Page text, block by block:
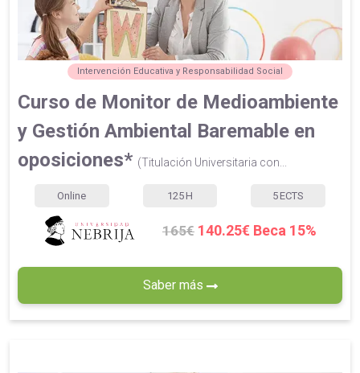
Intervención Educativa y Responsabilidad Social
Curso de Monitor de Medioambiente
y Gestión Ambiental Baremable en
oposiciones* (Titulación Universitaria con...
Online 125 H 5 ECTS
165€ 140.25€ Beca 15%
Saber más